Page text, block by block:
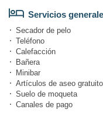
Servicios
Secador de pelo
Teléfono
Calefacción
Bañera
Minibar
Artículos de aseo
Suelo de moqueta
Canales de pago